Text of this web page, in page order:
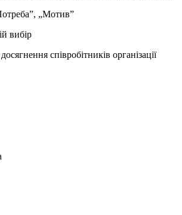
„Мотив”
вибір
співробітників організації